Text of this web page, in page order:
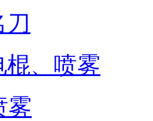
刀
、喷雾
雾